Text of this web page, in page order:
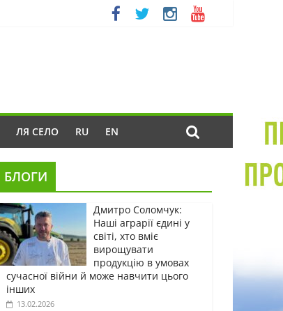
ЛЯ СЕЛО RU EN
БЛОГИ
Дмитро Соломчук:
Наші аграрії єдині у
світі, хто вміє
вирощувати
продукцію в умовах
сучасної війни й може навчити цього
інших
13.02.2026